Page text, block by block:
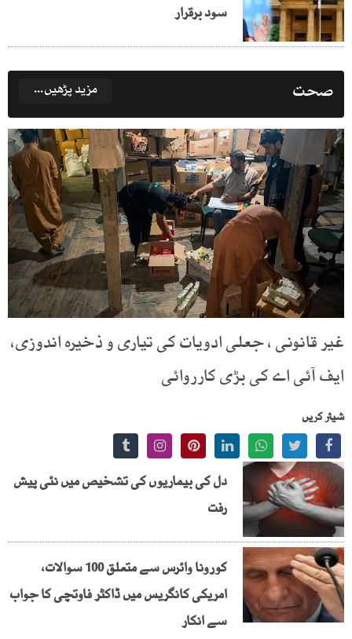
سود برقرار
صحت مزید پڑھیں...
غیر قانونی ، جعلی ادویات کی تیاری و ذخیرہ اندوزی،
ایف آئی اے کی بڑی کارروائی
شیئر کریں
دل کی بیماریوں کی تشخیص میں نئی پیش
رفت
کورونا وائرس سے متعلق 100 سوالات،
امریکی کانگریس میں ڈاکٹر فاوتچی کا جواب
سے انکار